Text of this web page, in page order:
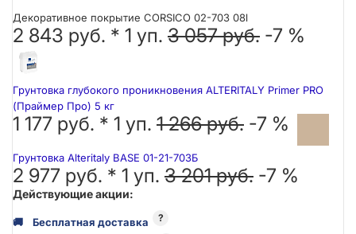
Декоративное покрытие CORSICO 02-703 08l
2 843 руб. * 1 уп. 3 057 руб. -7 %
Грунтовка глубокого проникновения ALTERITALY Primer PRO
(Праймер Про) 5 кг
1 177 руб. * 1 уп. 1 266 руб. -7 %
Грунтовка Alteritaly BASE 01-21-703Б
2 977 руб. * 1 уп. 3 201 руб. -7 %
Действующие акции:
🚚 Бесплатная доставка ?